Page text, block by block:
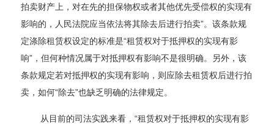
拍卖财产上，对在先的担保物权或者其他优先受偿权的实现有
影响的，人民法院应当依法将其除去后进行拍卖”。该条款规
定涤除租赁权设定的标准是“租赁权对于抵押权的实现有影
响”，但何种情况属于对抵押权有影响不是很明确。另外，该
条款规定若对抵押权的实现有影响，则应除去租赁权后进行拍
卖，如何“除去”也缺乏明确的法律规定。
从目前的司法实践来看，“租赁权对于抵押权的实现有影